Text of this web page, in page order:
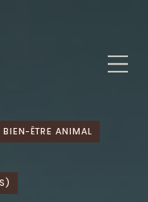
BIEN-ÊTRE ANIMAL